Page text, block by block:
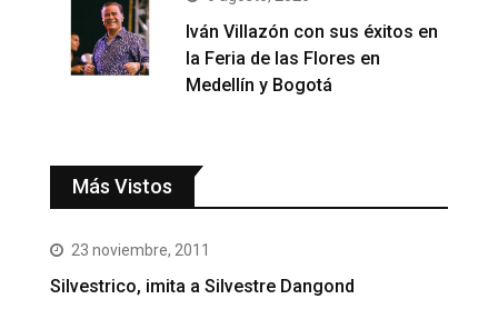
Iván Villazón con sus éxitos en
la Feria de las Flores en
Medellín y Bogotá
Más Vistos
23 noviembre, 2011
Silvestrico, imita a Silvestre Dangond